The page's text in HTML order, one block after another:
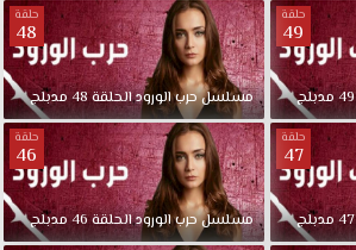
حلقة
49
49مدبلج
حلقة
48
مسلسلحربالورودالحلقة48مدبلج
حلقة
47
47مدبلج
حلقة
46
مسلسلحربالورودالحلقة46مدبلج